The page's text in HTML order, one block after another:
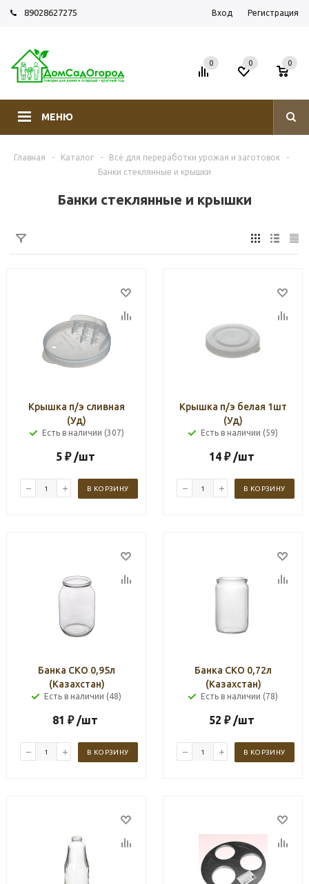
89028627275 Вход Регистрация
МЕНЮ
0 0 0
Главная - Каталог - Всё для переработки урожая и заготовок
-
Банки стеклянные и крышки
Банки стеклянные и крышки
Крышка п/э сливная
(Уд)
Есть в наличии (307)
5₽ /шт
В КОРЗИНУ
Крышка п/э белая 1шт
(Уд)
Есть в наличии (59)
14 ₽ /шт
В КОРЗИНУ
Банка СКО 0,95л
(Казахстан)
Есть в наличии (48)
81 ₽ /шт
В КОРЗИНУ
Банка СКО 0,72л
(Казахстан)
Есть в наличии (78)
52 ₽ /шт
В КОРЗИНУ